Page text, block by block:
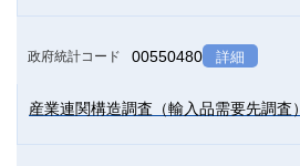
政府統計コード 00550480 詳細
産業連関構造調査（輸入品需要先調査）